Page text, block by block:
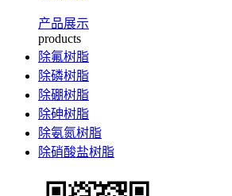
产品展示
products
除氟树脂
除磷树脂
除硼树脂
除砷树脂
除氨氮树脂
除硝酸盐树脂